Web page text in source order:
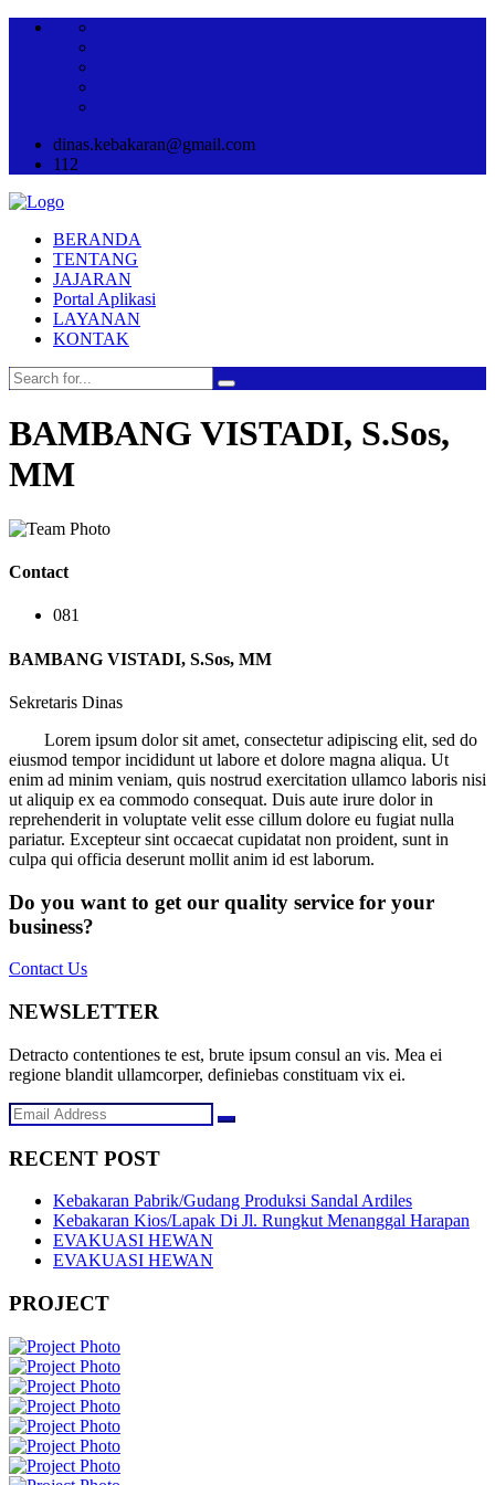
dinas.kebakaran@gmail.com
112
BERANDA
TENTANG
JAJARAN
Portal Aplikasi
LAYANAN
KONTAK
BAMBANG VISTADI, S.Sos,
MM
Contact
081
BAMBANG VISTADI, S.Sos, MM
Sekretaris Dinas
Lorem ipsum dolor sit amet, consectetur adipiscing elit, sed do
eiusmod tempor incididunt ut labore et dolore magna aliqua. Ut
enim ad minim veniam, quis nostrud exercitation ullamco laboris nisi
ut aliquip ex ea commodo consequat. Duis aute irure dolor in
reprehenderit in voluptate velit esse cillum dolore eu fugiat nulla
pariatur. Excepteur sint occaecat cupidatat non proident, sunt in
culpa qui officia deserunt mollit anim id est laborum.
Do you want to get our quality service for your
business?
Contact Us
NEWSLETTER
Detracto contentiones te est, brute ipsum consul an vis. Mea ei
regione blandit ullamcorper, definiebas constituam vix ei.
RECENT POST
Kebakaran Pabrik/Gudang Produksi Sandal Ardiles
Kebakaran Kios/Lapak Di Jl. Rungkut Menanggal Harapan
EVAKUASI HEWAN
EVAKUASI HEWAN
PROJECT